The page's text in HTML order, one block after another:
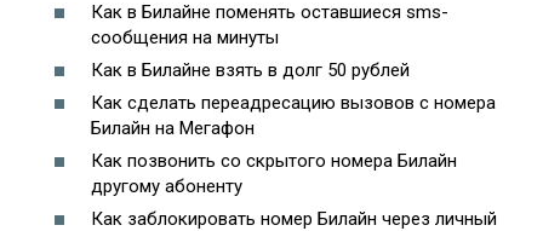
Как в Билайне поменять оставшиеся sms-
сообщения на минуты
Как в Билайне взять в долг 50 рублей
Как сделать переадресацию вызовов с номера
Билайн на Мегафон
Как позвонить со скрытого номера Билайн
другому абоненту
Как заблокировать номер Билайн через личный